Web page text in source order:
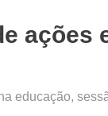
educação,